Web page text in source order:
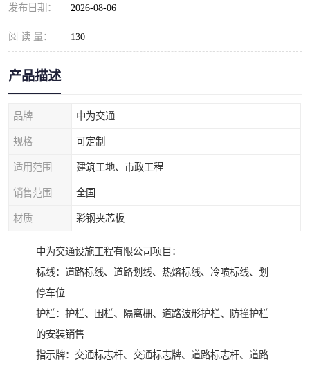
发布日期： 2026-08-06
阅 读 量： 130
产品描述
品牌 中为交通
规格 可定制
适用范围 建筑工地、市政工程
销售范围 全国
材质 彩钢夹芯板
中为交通设施工程有限公司项目：
标线：道路标线、道路划线、热熔标线、冷喷标线、划
停车位
护栏：护栏、围栏、隔离栅、道路波形护栏、防撞护栏
的安装销售
指示牌：交通标志杆、交通标志牌、道路标志杆、道路